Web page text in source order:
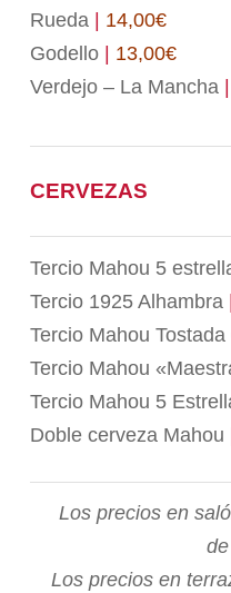
Rueda
14,00€
Godello
13,00€
Verdejo – La Mancha
CERVEZAS
Tercio Mahou 5
Tercio 1925 Alhambra
Tercio Mahou Tostada
Tercio Mahou
Tercio Mahou 5
Doble cerveza Mahou
Los precios en
de
Los precios en